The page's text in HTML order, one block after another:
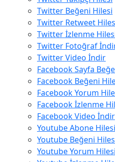
Twitter Beğeni Hilesi
Twitter Retweet
Twitter İzlenme
Twitter Fotoğraf
Twitter Video İndir
Facebook Sayfa
Facebook Beğeni
Facebook Yorum
Facebook İzlenme
Facebook Video İndir
Youtube Abone Hilesi
Youtube Beğeni
Youtube Yorum Hilesi